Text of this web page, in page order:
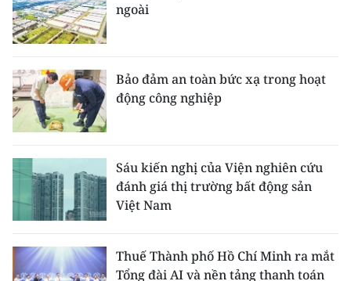
ngoài
Bảo đảm an toàn bức xạ trong hoạt
động công nghiệp
Sáu kiến nghị của Viện nghiên cứu
đánh giá thị trường bất động sản
Việt Nam
Thuế Thành phố Hồ Chí Minh ra mắt
Tổng đài AI và nền tảng thanh toán